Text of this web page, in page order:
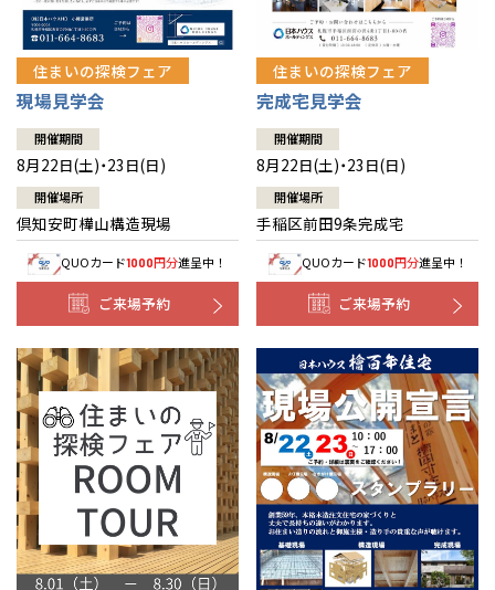
住まいの探検フェア
現場見学会
開催期間
8月22日(土)・23日(日)
開催場所
倶知安町樺山構造現場
QUOカード1000円分進呈中！
ご来場予約
住まいの探検フェア
完成宅見学会
開催期間
8月22日(土)・23日(日)
開催場所
手稲区前田9条完成宅
QUOカード1000円分進呈中！
ご来場予約
道央
道北
道南
道東
青森
秋田
岩手
山形
宮城
福島
甲信越・北陸
新潟
山梨
長野
富山
石川
福井
関東
東京
神奈川
埼玉
千葉
茨城
栃木
群馬
東海
愛知
岐阜
静岡
三重
近畿
大阪
京都
兵庫
奈良
滋賀
和歌山
中国・四国
岡山
香川
愛媛
鳥取
島根
広島
九州
福岡
佐賀
熊本
大分
宮崎
分譲マンション
※現住所のある都道府県以外の建築予定地の方でも現住所の有るお近
くの展示場又は店舗にお問合せください。移住の計画の方もご相談対
応します。お気軽にご相談ください。
道央
苫小牧千歳
小樽
道北
道南
道東
釧路
青森県
八戸
青森
秋田県
秋田
岩手県
山形県
宮城県
仙台
福島県
会津
甲信越・北陸
新潟県
長岡
山梨県
長野県
富山県
富山
石川県
福井県
福井
関東
東京都
神奈川県
相模
埼玉県
埼玉
千葉県
千葉
柏
茨城県
水戸
栃木県
宇都宮
小山
群馬県
群馬
伊勢崎
東海
愛知県
岐阜県
岐阜
静岡県
三重県
四日市
近畿
大阪府
大阪
京都府
京都
兵庫県
姫路
奈良県
奈良
中国・四国
岡山県
岡山
愛媛県
松山
九州
福岡県
福岡
佐賀県
佐賀
熊本県
熊本
大分県
大分
宮崎県
宮崎
鹿児島県
鹿児島